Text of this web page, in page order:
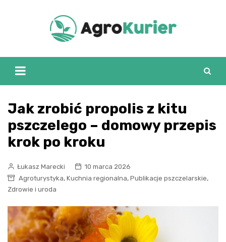
Jak zrobić propolis z kitu
pszczelego – domowy przepis
krok po kroku
Łukasz Marecki
10 marca 2026
Agroturystyka, Kuchnia regionalna, Publikacje pszczelarskie,
Zdrowie i uroda